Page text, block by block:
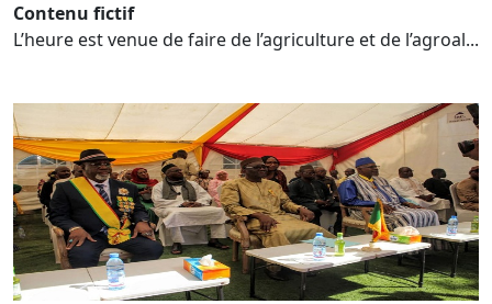
Contenu fictif
L’heure est venue de faire de l’agriculture et de l’agroal...